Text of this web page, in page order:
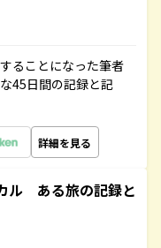
ることになった筆者
45日間の記録と記
詳細を見る
ル ある旅の記録と